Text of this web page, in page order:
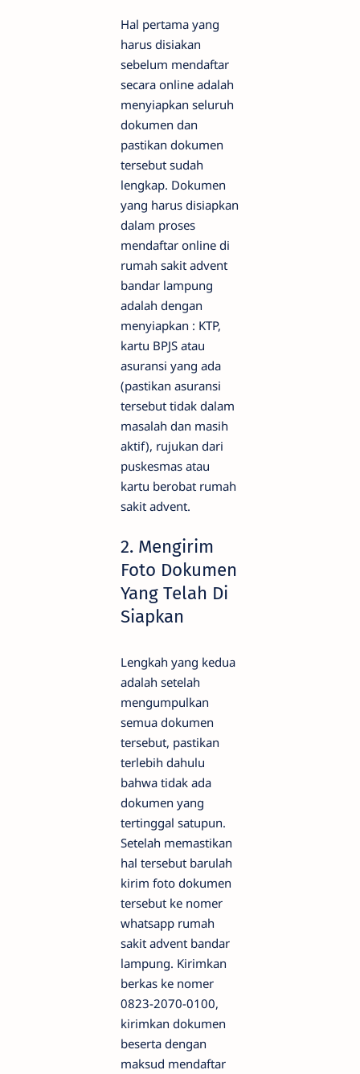
Hal pertama yang
harus disiakan
sebelum mendaftar
secara online adalah
menyiapkan seluruh
dokumen dan
pastikan dokumen
tersebut sudah
lengkap. Dokumen
yang harus disiapkan
dalam proses
mendaftar online di
rumah sakit advent
bandar lampung
adalah dengan
menyiapkan : KTP,
kartu BPJS atau
asuransi yang ada
(pastikan asuransi
tersebut tidak dalam
masalah dan masih
aktif), rujukan dari
puskesmas atau
kartu berobat rumah
sakit advent.
2. Mengirim
Foto Dokumen
Yang Telah Di
Siapkan
Lengkah yang kedua
adalah setelah
mengumpulkan
semua dokumen
tersebut, pastikan
terlebih dahulu
bahwa tidak ada
dokumen yang
tertinggal satupun.
Setelah memastikan
hal tersebut barulah
kirim foto dokumen
tersebut ke nomer
whatsapp rumah
sakit advent bandar
lampung. Kirimkan
berkas ke nomer
0823-2070-0100,
kirimkan dokumen
beserta dengan
maksud mendaftar